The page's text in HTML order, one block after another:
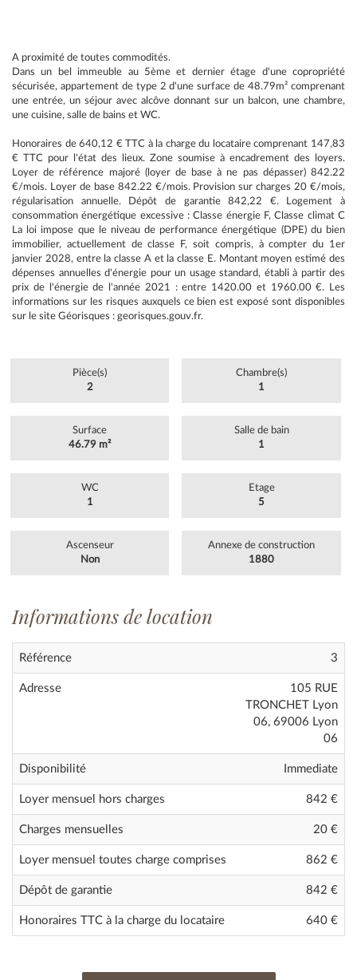
A proximité de toutes commodités.
Dans un bel immeuble au 5ème et dernier étage d'une copropriété
sécurisée, appartement de type 2 d'une surface de 48.79m² comprenant
une entrée, un séjour avec alcôve donnant sur un balcon, une chambre,
une cuisine, salle de bains et WC.
Honoraires de 640,12 € TTC à la charge du locataire comprenant 147,83
€ TTC pour l'état des lieux. Zone soumise à encadrement des loyers.
Loyer de référence majoré (loyer de base à ne pas dépasser) 842.22
€/mois. Loyer de base 842.22 €/mois. Provision sur charges 20 €/mois,
régularisation annuelle. Dépôt de garantie 842,22 €. Logement à
consommation énergétique excessive : Classe énergie F, Classe climat C
La loi impose que le niveau de performance énergétique (DPE) du bien
immobilier, actuellement de classe F, soit compris, à compter du 1er
janvier 2028, entre la classe A et la classe E. Montant moyen estimé des
dépenses annuelles d'énergie pour un usage standard, établi à partir des
prix de l'énergie de l'année 2021 : entre 1420.00 et 1960.00 €. Les
informations sur les risques auxquels ce bien est exposé sont disponibles
sur le site Géorisques : georisques.gouv.fr.
Pièce(s)
2
Chambre(s)
1
Surface
46.79 m²
Salle de bain
1
WC
1
Etage
5
Ascenseur
Non
Annexe de construction
1880
Informations de location
Référence 3
Adresse
105 RUE
TRONCHET Lyon
06, 69006 Lyon
06
Disponibilité Immediate
Loyer mensuel hors charges 842 €
Charges mensuelles 20 €
Loyer mensuel toutes charge comprises 862 €
Dépôt de garantie 842 €
Honoraires TTC à la charge du locataire 640 €